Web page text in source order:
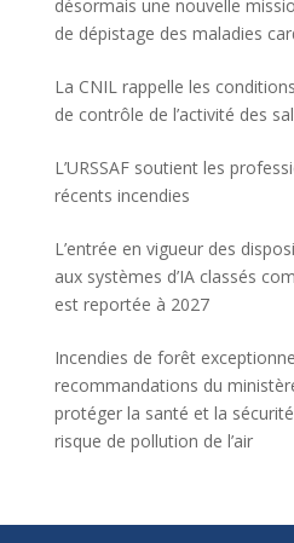
désormais une nouvelle
de dépistage des maladies
La CNIL rappelle les
de contrôle de l’activité des
L’URSSAF soutient les
récents incendies
L’entrée en vigueur des
aux systèmes d’IA classés
est reportée à 2027
Incendies de forêt
recommandations du
protéger la santé et la
risque de pollution de l’air